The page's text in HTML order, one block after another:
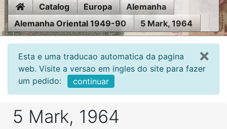
HomeCatalog Europa
Alemanha
Alemanha Oriental 1949-90
5 Mark, 1964
Esta e uma traducao automatica da pagina
web. Visite a versao em ingles do site para fazer
um pedido:
continuar
5 Mark, 1964